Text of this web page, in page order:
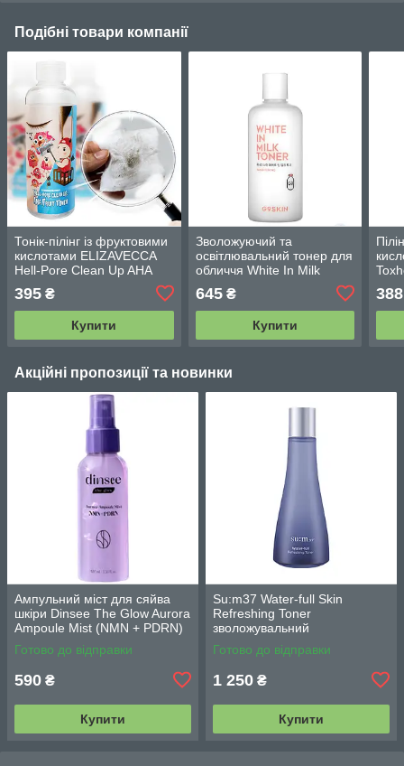
Подібні товари компанії
Тонік-пілінг із фруктовими
кислотами ELIZAVECCA
Hell-Pore Clean Up AHA
395 ₴
Купити
Зволожуючий та
освітлювальний тонер для
обличчя White In Milk
645₴
Купити
388
Акційні пропозиції та новинки
Ампульний міст для сяйва
шкіри Dinsee The Glow Aurora
Ampoule Mist (NMN + PDRN)
100 мл
Готово до відправки
590 ₴
Купити
Su:m37 Water-full Skin
Refreshing Toner
зволожувальний
ферментований тонер 170
мл
Готово до відправки
1 250 ₴
Купити